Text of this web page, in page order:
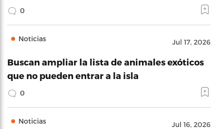
0
Noticias Jul 17, 2026
Buscan ampliar la lista de animales exóticos
que no pueden entrar a la isla
0
Noticias Jul 16, 2026